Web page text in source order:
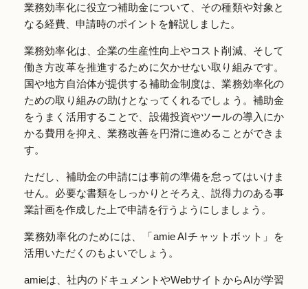
業務効率化に役立つ補助金について、その種類や対象と
なる経費、申請時のポイントを解説しました。
業務効率化は、企業の生産性向上やコスト削減、そして
働き方改革を推進するために欠かせない取り組みです。
国や地方自治体が提供する補助金制度は、業務効率化の
ための取り組みの助けとなってくれるでしょう。補助金
をうまく活用することで、設備投資やツールの導入にか
かる費用を抑え、業務改善を円滑に進めることができま
す。
ただし、補助金の申請には事前の準備を怠ってはいけま
せん。必要な書類をしっかりとそろえ、説得力のある事
業計画を作成した上で申請を行うようにしましょう。
業務効率化のためには、「amie AIチャットボット」を
活用いただくのもよいでしょう。
amieは、社内のドキュメントやWebサイトからAIが学習